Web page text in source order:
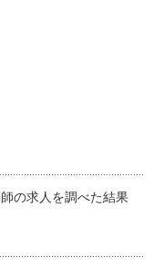
の求人を調べた結果